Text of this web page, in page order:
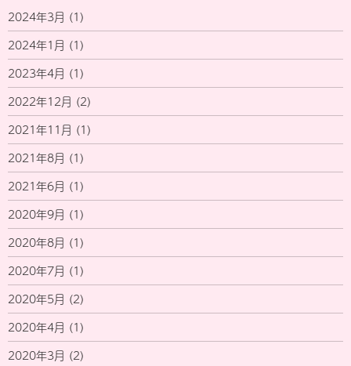
2024年3月 (1)
2024年1月 (1)
2023年4月 (1)
2022年12月 (2)
2021年11月 (1)
2021年8月 (1)
2021年6月 (1)
2020年9月 (1)
2020年8月 (1)
2020年7月 (1)
2020年5月 (2)
2020年4月 (1)
2020年3月 (2)